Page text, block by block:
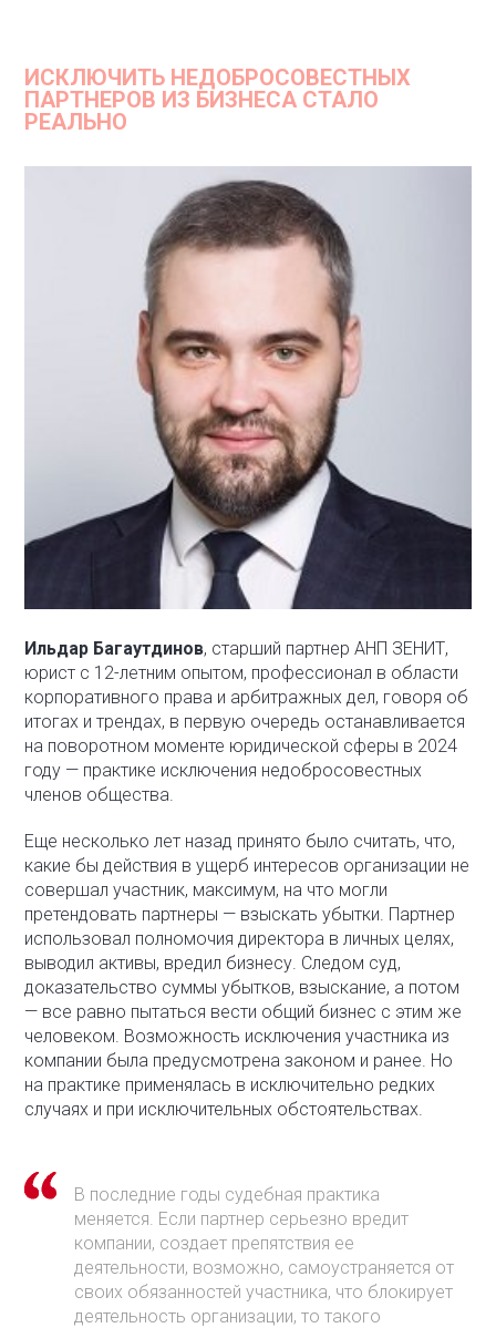
ИСКЛЮЧИТЬ НЕДОБРОСОВЕСТНЫХ
ПАРТНЕРОВ ИЗ БИЗНЕСА СТАЛО
РЕАЛЬНО
Ильдар Багаутдинов, старший партнер АНП ЗЕНИТ,
юрист с 12-летним опытом, профессионал в области
корпоративного права и арбитражных дел, говоря об
итогах и трендах, в первую очередь останавливается
на поворотном моменте юридической сферы в 2024
году — практике исключения недобросовестных
членов общества.
Еще несколько лет назад принято было считать, что,
какие бы действия в ущерб интересов организации не
совершал участник, максимум, на что могли
претендовать партнеры — взыскать убытки. Партнер
использовал полномочия директора в личных целях,
выводил активы, вредил бизнесу. Следом суд,
доказательство суммы убытков, взыскание, а потом
— все равно пытаться вести общий бизнес с этим же
человеком. Возможность исключения участника из
компании была предусмотрена законом и ранее. Но
на практике применялась в исключительно редких
случаях и при исключительных обстоятельствах.
В последние годы судебная практика
меняется. Если партнер серьезно вредит
компании, создает препятствия ее
деятельности, возможно, самоустраняется от
своих обязанностей участника, что блокирует
деятельность организации, то такого